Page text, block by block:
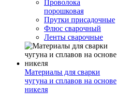
Проволока
порошковая
Прутки присадочные
Флюс сварочный
Ленты сварочные
Материалы для сварки
чугуна и сплавов на основе
никеля